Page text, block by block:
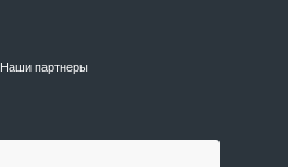
Наши партнеры